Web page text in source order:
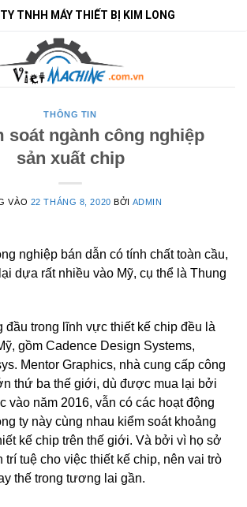
TNHH MÁY THIẾT BỊ KIM LONG
THÔNG TIN
soát ngành công nghiệp
sản xuất chip
VÀO 22 THÁNG 8, 2020 BỞI ADMIN
nghiệp bán dẫn có tính chất toàn cầu,
dựa rất nhiều vào Mỹ, cụ thể là Thung
đầu trong lĩnh vực thiết kế chip đều là
gồm Cadence Design Systems,
Mentor Graphics, nhà cung cấp công
thứ ba thế giới, dù được mua lại bởi
vào năm 2016, vẫn có các hoạt động
ty này cùng nhau kiểm soát khoảng
kế chip trên thế giới. Và bởi vì họ sở
trí tuệ cho việc thiết kế chip, nên vai trò
thế trong tương lai gần.